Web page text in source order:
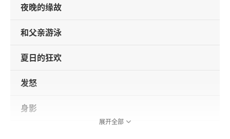
夜晚的缘故
和父亲游泳
夏日的狂欢
发怒
身影
展开全部